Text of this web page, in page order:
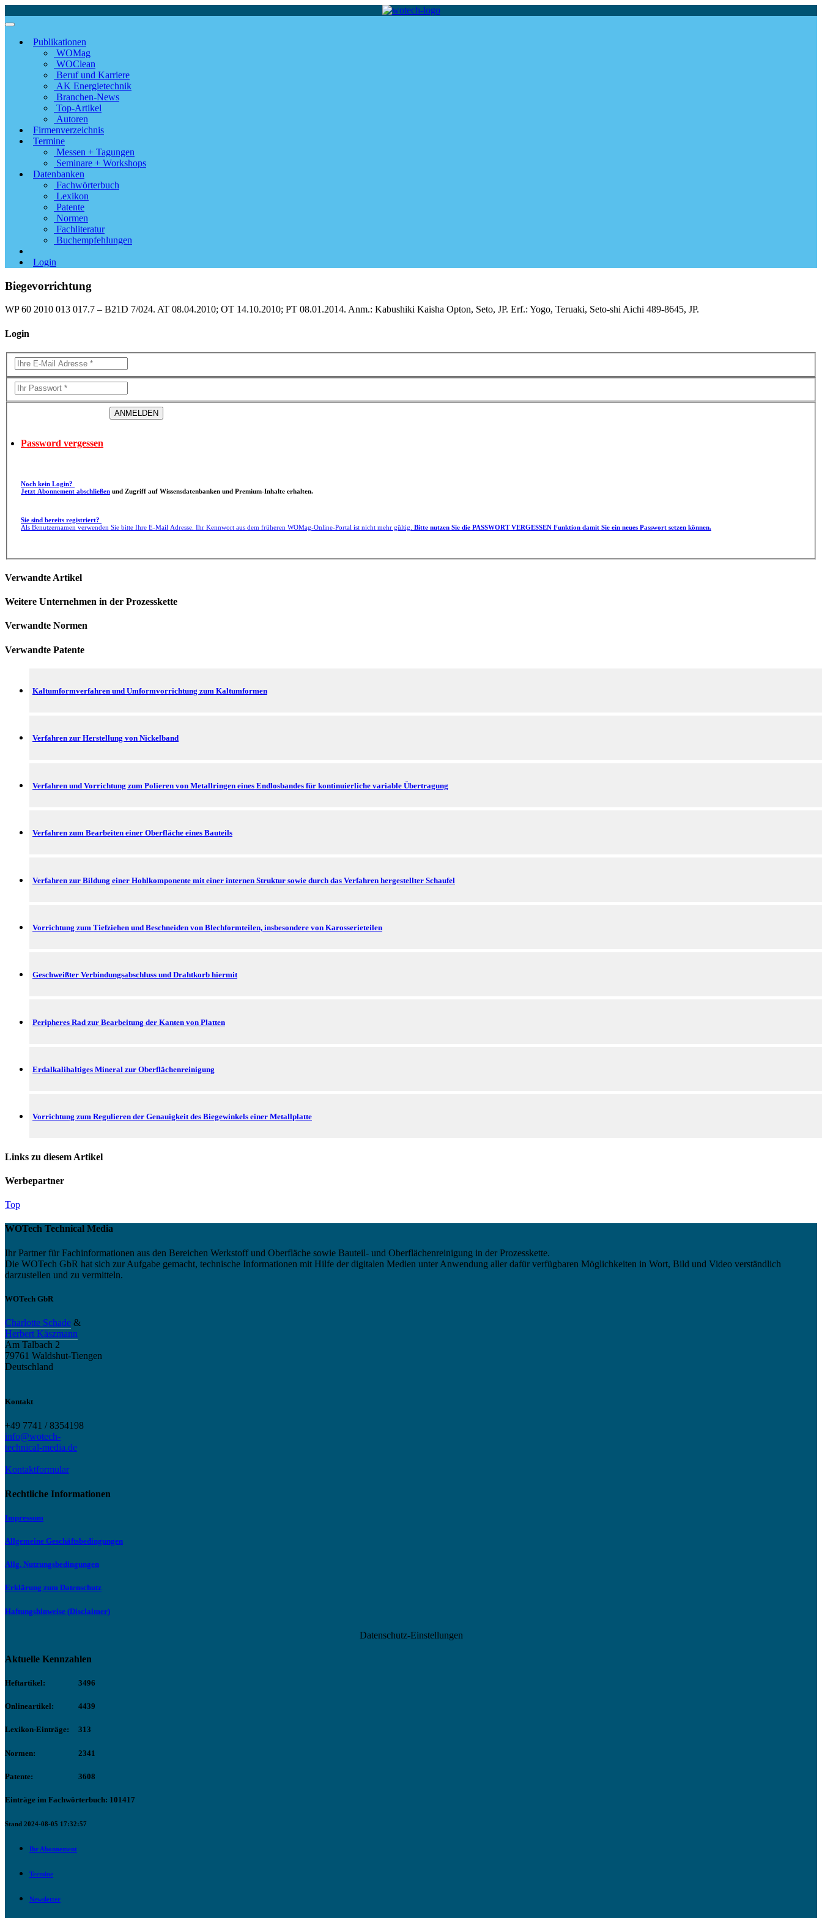
Publikationen
WOMag
WOClean
Beruf und Karriere
AK Energietechnik
Branchen-News
Top-Artikel
Autoren
Firmenverzeichnis
Termine
Messen + Tagungen
Seminare + Workshops
Datenbanken
Fachwörterbuch
Lexikon
Patente
Normen
Fachliteratur
Buchempfehlungen
Login
Biegevorrichtung
WP 60 2010 013 017.7 – B21D 7/024. AT 08.04.2010; OT 14.10.2010; PT 08.01.2014. Anm.: Kabushiki Kaisha Opton, Seto, JP. Erf.: Yogo, Teruaki, Seto-shi Aichi 489-8645, JP.
Login
Password vergessen
Noch kein Login?
Jetzt Abonnement abschließen und Zugriff auf Wissensdatenbanken und Premium-Inhalte erhalten.
Sie sind bereits registriert?
Als Benutzernamen verwenden Sie bitte Ihre E-Mail Adresse. Ihr Kennwort aus dem früheren WOMag-Online-Portal ist nicht mehr gültig. Bitte nutzen Sie die PASSWORT VERGESSEN Funktion damit Sie ein neues Passwort setzen können.
Verwandte Artikel
Weitere Unternehmen in der Prozesskette
Verwandte Normen
Verwandte Patente
Kaltumformverfahren und Umformvorrichtung zum Kaltumformen
Verfahren zur Herstellung von Nickelband
Verfahren und Vorrichtung zum Polieren von Metallringen eines Endlosbandes für kontinuierliche variable Übertragung
Verfahren zum Bearbeiten einer Oberfläche eines Bauteils
Verfahren zur Bildung einer Hohlkomponente mit einer internen Struktur sowie durch das Verfahren hergestellter Schaufel
Vorrichtung zum Tiefziehen und Beschneiden von Blechformteilen, insbesondere von Karosserieteilen
Geschweißter Verbindungsabschluss und Drahtkorb hiermit
Peripheres Rad zur Bearbeitung der Kanten von Platten
Erdalkalihaltiges Mineral zur Oberflächenreinigung
Vorrichtung zum Regulieren der Genauigkeit des Biegewinkels einer Metallplatte
Links zu diesem Artikel
Werbepartner
Top
WOTech Technical Media
Ihr Partner für Fachinformationen aus den Bereichen Werkstoff und Oberfläche sowie Bauteil- und Oberflächenreinigung in der Prozesskette.
Die WOTech GbR hat sich zur Aufgabe gemacht, technische Informationen mit Hilfe der digitalen Medien unter Anwendung aller dafür verfügbaren Möglichkeiten in Wort, Bild und Video verständlich
darzustellen und zu vermitteln.
WOTech GbR
Charlotte Schade &
Herbert Käszmann
Am Talbach 2
79761 Waldshut-Tiengen
Deutschland
Kontakt
+49 7741 / 8354198
info@wotech-
technical-media.de
Kontaktformular
Rechtliche Informationen
Impressum
Allgemeine Geschäftsbedingungen
Allg. Nutzungsbedingungen
Erklärung zum Datenschutz
Haftungshinweise (Disclaimer)
Datenschutz-Einstellungen
Aktuelle Kennzahlen
Heftartikel: 3496
Onlineartikel: 4439
Lexikon-Einträge: 313
Normen: 2341
Patente: 3608
Einträge im Fachwörterbuch: 101417
Stand 2024-08-05 17:32:57
Ihr Abonnement
Termine
Newsletter